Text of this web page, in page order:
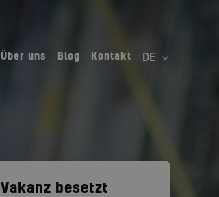
Über uns Blog Kontakt
Vakanz besetzt